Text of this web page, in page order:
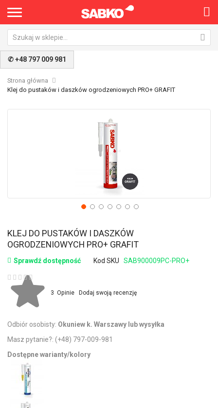
✆ +48 797 009 981
Strona główna
Klej do pustaków i daszków ogrodzeniowych PRO+ GRAFIT
KLEJ DO PUSTAKÓW I DASZKÓW
OGRODZENIOWYCH PRO+ GRAFIT
Sprawdź dostępność Kod SKU
SAB900009PC-PRO+
Ocena:
3 Opinie Dodaj swoją recenzję
Odbiór osobisty: Okuniew k. Warszawy lub wysyłka
Masz pytanie?: (+48) 797-009-981
Dostępne warianty/kolory